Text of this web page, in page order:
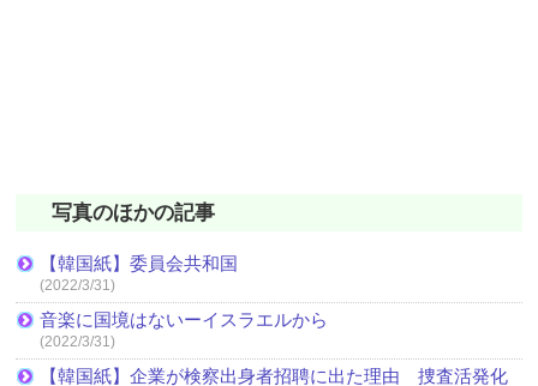
写真のほかの記事
【韓国紙】委員会共和国
(2022/3/31)
音楽に国境はないーイスラエルから
(2022/3/31)
【韓国紙】企業が検察出身者招聘に出た理由 捜査活発化